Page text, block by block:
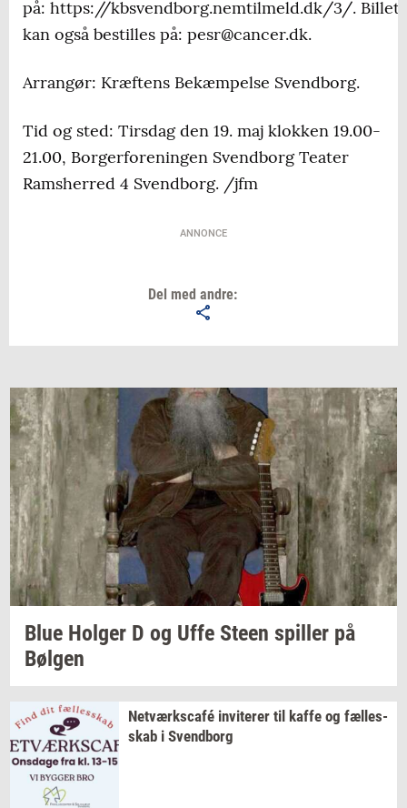
på: https://kbsvendborg.nemtilmeld.dk/3/.
kan også bestilles på: pesr@cancer.dk.
Arrangør: Kræftens Bekæmpelse Svendborg.
Tid og sted: Tirsdag den 19. maj klokken 19.00-
21.00, Borgerforeningen Svendborg Teater
Ramsherred 4 Svendborg. /jfm
ANNONCE
Del med andre:
Blue Hol­ger D og Uffe Steen spil­ler på
Bøl­gen
Netværkscafé in­vi­te­rer til kaffe og fæl­les­
skab i Svend­borg